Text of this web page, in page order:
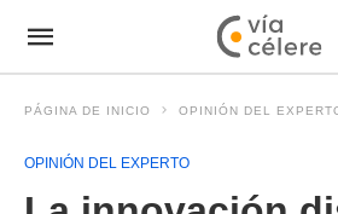
PÁGINA DE INICIO OPINIÓN DEL
OPINIÓN DEL EXPERTO